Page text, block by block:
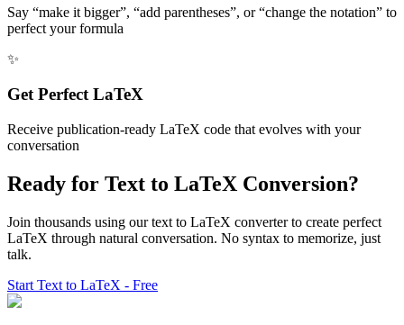
Say “make it bigger”, “add parentheses”, or “change the notation” to
perfect your formula
✨
Get Perfect LaTeX
Receive publication-ready LaTeX code that evolves with your
conversation
Ready for Text to LaTeX Conversion?
Join thousands using our text to LaTeX converter to create perfect
LaTeX through natural conversation. No syntax to memorize, just
talk.
Start Text to LaTeX - Free